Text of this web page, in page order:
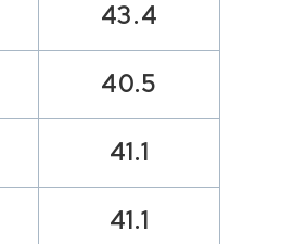
43.4
40.5
41.1
41.1